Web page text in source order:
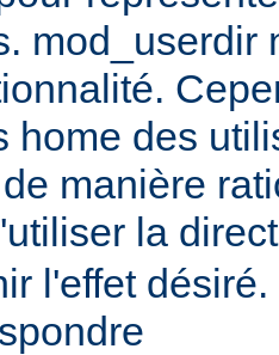
mod_userdir
home des
manière
la
l'effet